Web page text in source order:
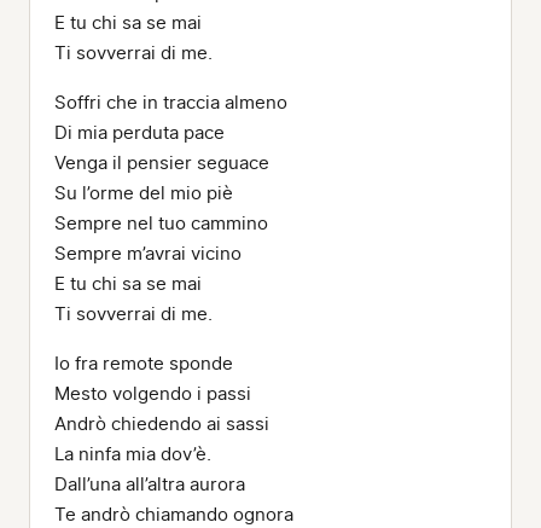
E tu chi sa se mai
Ti sovverrai di me.
Soffri che in traccia almeno
Di mia perduta pace
Venga il pensier seguace
Su l’orme del mio piè
Sempre nel tuo cammino
Sempre m’avrai vicino
E tu chi sa se mai
Ti sovverrai di me.
Io fra remote sponde
Mesto volgendo i passi
Andrò chiedendo ai sassi
La ninfa mia dov’è.
Dall’una all’altra aurora
Te andrò chiamando ognora